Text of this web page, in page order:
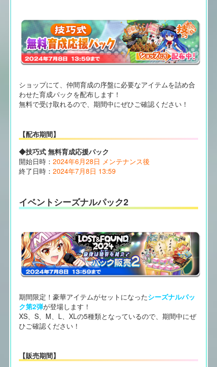
ショップにて、仲間育成の序盤に必要なアイテムを詰め合
わせた育成パックを配布します！
無料で受け取れるので、期間中にぜひご確認ください！
【配布期間】
◆技巧式 無料育成応援パック
開始日時： 2024年6月28日 メンテナンス後
終了日時： 2024年7月8日 13:59
イベントシーズナルパック2
期間限定！豪華アイテムがセットになったシーズナルパッ
ク第2弾が登場します！
XS、S、M、L、XLの5種類となっているので、期間中にぜ
ひご確認ください！
【販売期間】